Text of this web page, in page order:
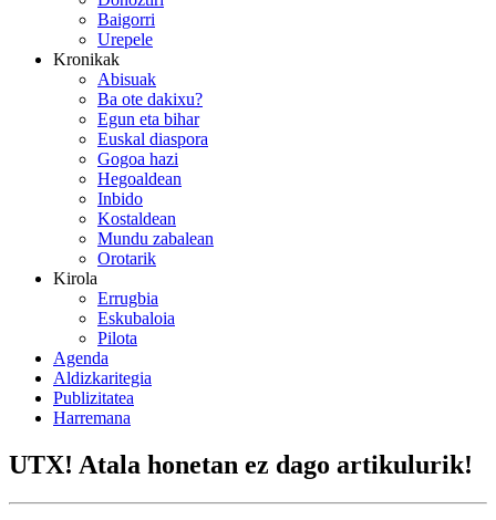
Baigorri
Urepele
Kronikak
Abisuak
Ba ote dakixu?
Egun eta bihar
Euskal diaspora
Gogoa hazi
Hegoaldean
Inbido
Kostaldean
Mundu zabalean
Orotarik
Kirola
Errugbia
Eskubaloia
Pilota
Agenda
Aldizkaritegia
Publizitatea
Harremana
UTX! Atala honetan ez dago artikulurik!